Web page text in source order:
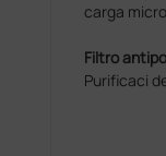
carga
Filtro
Purificaci